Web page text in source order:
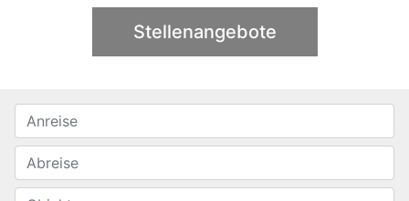
Stellenangebote